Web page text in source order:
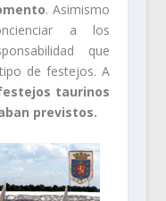
. Asimismo
a los
que
de festejos. A
taurinos
previstos.